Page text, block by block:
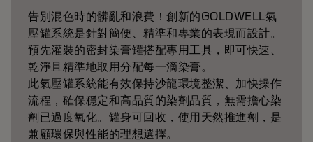
告別混色時的髒亂和浪費！創新的GOLDWELL氣
壓罐系統是針對簡便、精準和專業的表現而設計。
預先灌裝的密封染膏罐搭配專用工具，即可快速、
乾淨且精準地取用分配每一滴染膏。
此氣壓罐系統能有效保持沙龍環境整潔、加快操作
流程，確保穩定和高品質的染劑品質，無需擔心染
劑已過度氧化。罐身可回收，使用天然推進劑，是
兼顧環保與性能的理想選擇。